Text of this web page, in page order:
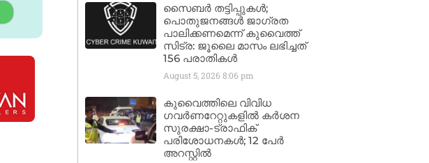
സൈബർ തട്ടിപ്പുകൾ;
പൊതുജനങ്ങൾ ജാഗ്രത
പാലിക്കണമെന്ന് കുവൈത്ത്
സിട്ര: ജൂലൈ മാസം ലഭിച്ചത്
156 പരാതികൾ
August 5, 2026 8:06 pm
കുവൈത്തിലെ വിവിധ
ഗവർണറേറ്റുകളിൽ കർശന
സുരക്ഷാ-ട്രാഫിക്
പരിശോധനകൾ; 12 പേർ
അറസ്റ്റിൽ